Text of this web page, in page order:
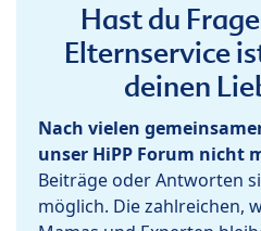
Hast du
Elternservice
deinen
Nach vielen
unser HiPP Forum nicht
Beiträge oder Antworten
möglich. Die zahlreichen,